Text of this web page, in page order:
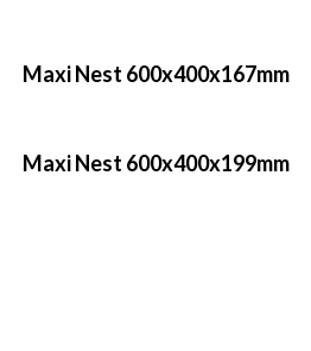
Maxi Nest 600x400x167mm
Maxi Nest 600x400x199mm​